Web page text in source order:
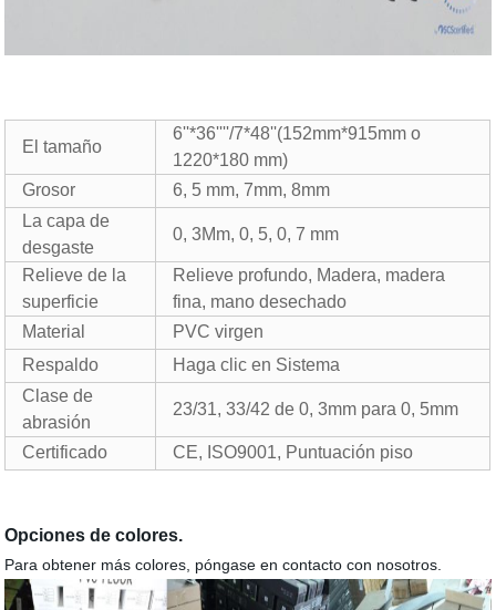
El tamaño
6''*36''''/7*48''(152mm*915mm o
1220*180 mm)
Grosor
6, 5 mm, 7mm, 8mm
La capa de
desgaste
0, 3Mm, 0, 5, 0, 7 mm
Relieve de la
superficie
Relieve profundo, Madera, madera
fina, mano desechado
Material
PVC virgen
Respaldo
Haga clic en Sistema
Clase de
abrasión
23/31, 33/42 de 0, 3mm para 0, 5mm
Certificado CE, ISO9001, Puntuación piso
Opciones de colores.
Para obtener más colores, póngase en contacto con nosotros.